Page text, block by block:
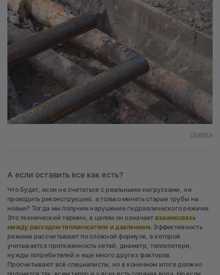
Скачать
А если оставить все как есть?
Что будет, если не считаться с реальными нагрузками, не
проводить реконструкцию, а только менять старые трубы на
новые? Тогда мы получим нарушение гидравлического режима.
Это технический термин, в целом он означает взаимосвязь
между расходом теплоносителя и давлением. Эффективность
режима рассчитывают по сложной формуле, в которой
учитывается протяженность сетей, диаметр, теплопотери,
нужды потребителей и еще много других факторов.
Просчитывают всё специалисты, но в конечном итоге должно